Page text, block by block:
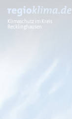
Klimaschutz im Kreis
Recklinghausen